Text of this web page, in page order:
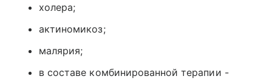
холера;
актиномикоз;
малярия;
в составе комбинированной терапии -